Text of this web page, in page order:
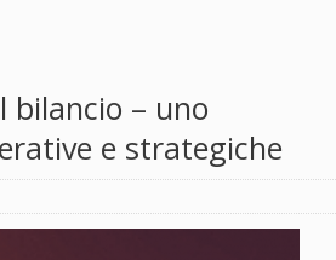
bilancio – uno
e strategiche